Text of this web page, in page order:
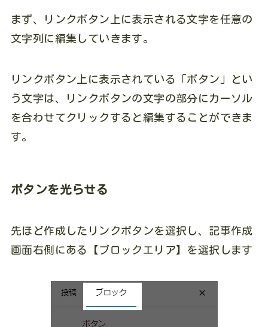
まず、リンクボタン上に表示される文字を任意の
文字列に編集していきます。
リンクボタン上に表示されている「ボタン」とい
う文字は、リンクボタンの文字の部分にカーソル
を合わせてクリックすると編集することができま
す。
ボタンを光らせる
先ほど作成したリンクボタンを選択し、記事作成
画面右側にある【ブロックエリア】を選択します